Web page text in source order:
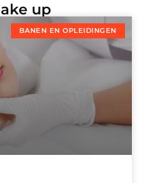
up
BANEN EN OPLEIDINGEN